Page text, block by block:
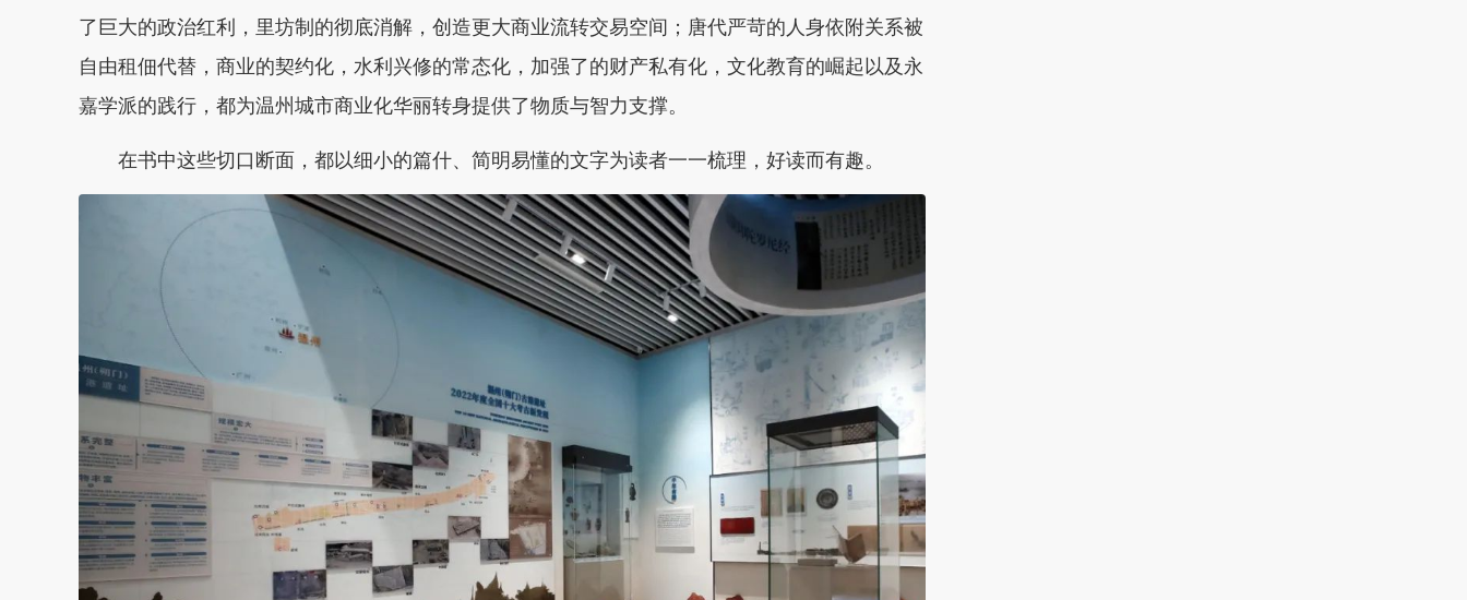
了巨大的政治红利，里坊制的彻底消解，创造更大商业流转交易空间；唐代严苛的人身依附关系被
自由租佃代替，商业的契约化，水利兴修的常态化，加强了的财产私有化，文化教育的崛起以及永
嘉学派的践行，都为温州城市商业化华丽转身提供了物质与智力支撑。
在书中这些切口断面，都以细小的篇什、简明易懂的文字为读者一一梳理，好读而有趣。